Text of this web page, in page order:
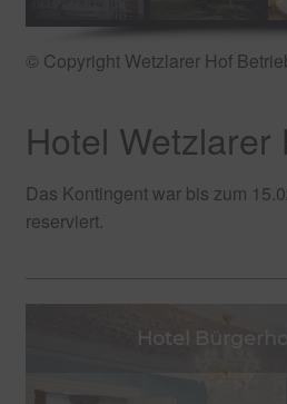
© Copyright Wetzlarer Hof
Hotel Wetzlarer
Das Kontingent war bis zum
reserviert.
Hotel Bürgerhof: